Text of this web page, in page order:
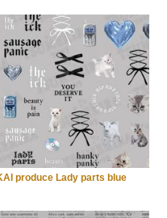
produce Lady parts blue